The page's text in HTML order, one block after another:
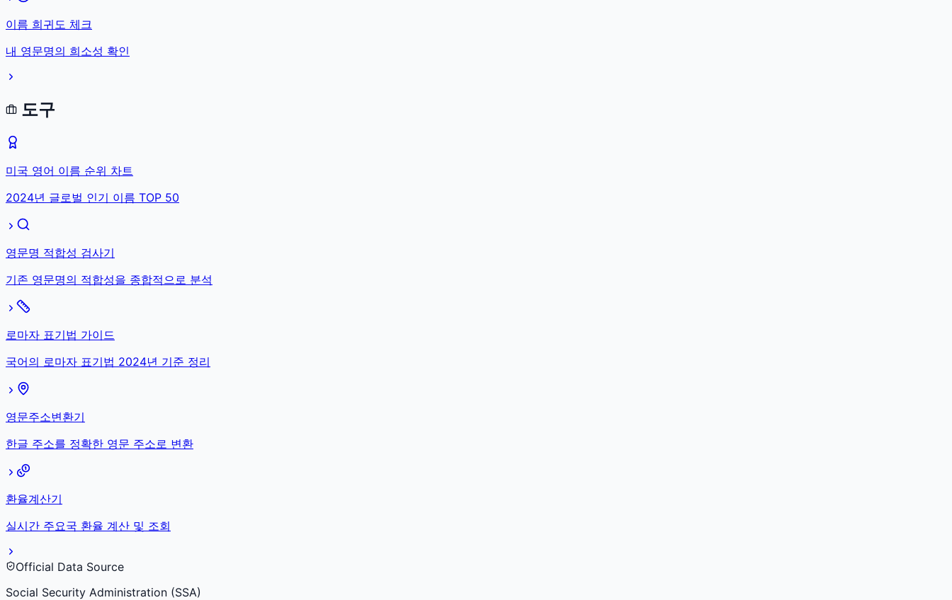
이름 희귀도 체크
내 영문명의 희소성 확인
도구
미국 영어 이름 순위 차트
2024년 글로벌 인기 이름 TOP 50
영문명 적합성 검사기
기존 영문명의 적합성을 종합적으로 분석
로마자 표기법 가이드
국어의 로마자 표기법 2024년 기준 정리
영문주소변환기
한글 주소를 정확한 영문 주소로 변환
환율계산기
실시간 주요국 환율 계산 및 조회
Official Data Source
Social Security Administration (SSA)